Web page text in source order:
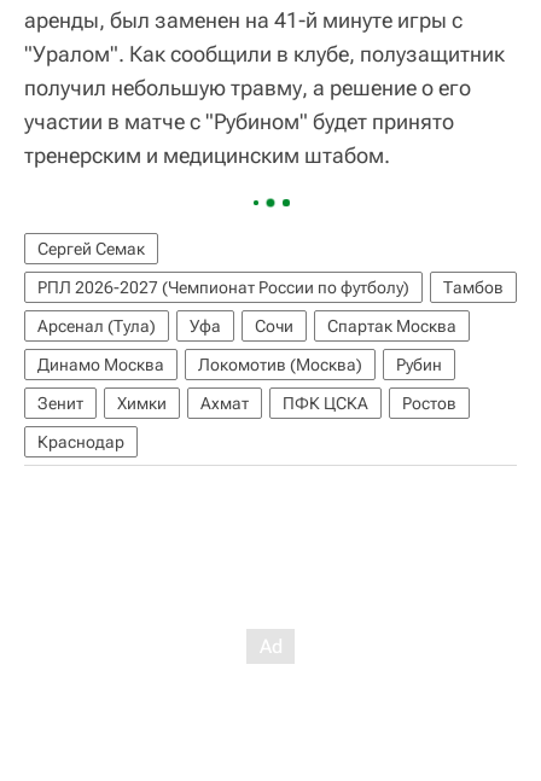
аренды, был заменен на 41-й минуте игры с
"Уралом". Как сообщили в клубе, полузащитник
получил небольшую травму, а решение о его
участии в матче с "Рубином" будет принято
тренерским и медицинским штабом.
Сергей Семак
РПЛ 2026-2027 (Чемпионат России по футболу)
Тамбов
Арсенал (Тула)
Уфа Сочи
Спартак Москва
Динамо Москва
Локомотив (Москва)
Рубин
Зенит
Химки Ахмат ПФК ЦСКА
Ростов
Краснодар